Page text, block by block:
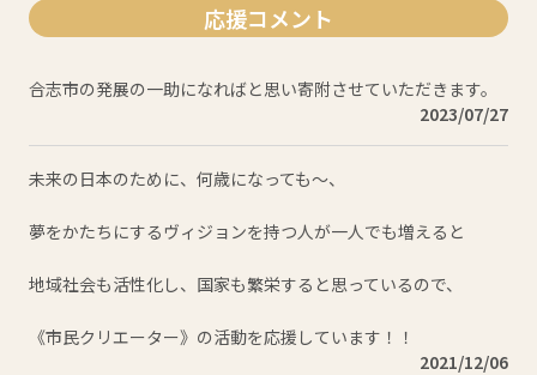
応援コメント
合志市の発展の一助になればと思い寄附させていただきます。
2023/07/27
未来の日本のために、何歳になっても〜、
夢をかたちにするヴィジョンを持つ人が一人でも増えると
地域社会も活性化し、国家も繁栄すると思っているので、
《市民クリエーター》の活動を応援しています！！
2021/12/06